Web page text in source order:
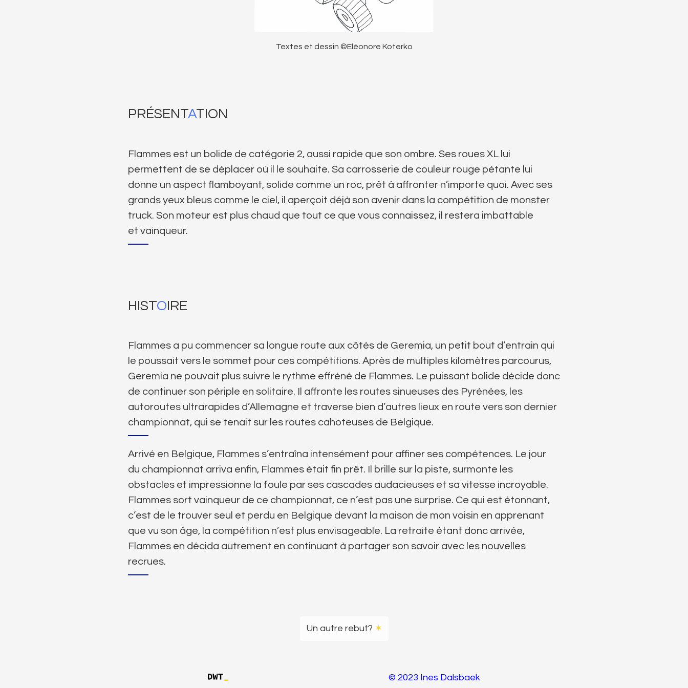
Textes et dessin ©Eléonore Koterko
PRÉSENTATION
Flammes est un bolide de catégorie 2, aussi rapide que son ombre. Ses roues XL lui
permettent de se déplacer où il le souhaite. Sa carrosserie de couleur rouge pétante lui
donne un aspect flamboyant, solide comme un roc, prêt à affronter n’importe quoi. Avec ses
grands yeux bleus comme le ciel, il aperçoit déjà son avenir dans la compétition de monster
truck. Son moteur est plus chaud que tout ce que vous connaissez, il restera imbattable
et vainqueur.
HISTOIRE
Flammes a pu commencer sa longue route aux côtés de Geremia, un petit bout d’entrain qui
le poussait vers le sommet pour ces compétitions. Après de multiples kilomètres parcourus,
Geremia ne pouvait plus suivre le rythme effréné de Flammes. Le puissant bolide décide donc
de continuer son périple en solitaire. Il affronte les routes sinueuses des Pyrénées, les
autoroutes ultrarapides d’Allemagne et traverse bien d’autres lieux en route vers son dernier
championnat, qui se tenait sur les routes cahoteuses de Belgique.
Arrivé en Belgique, Flammes s’entraîna intensément pour affiner ses compétences. Le jour
du championnat arriva enfin, Flammes était fin prêt. Il brille sur la piste, surmonte les
obstacles et impressionne la foule par ses cascades audacieuses et sa vitesse incroyable.
Flammes sort vainqueur de ce championnat, ce n’est pas une surprise. Ce qui est étonnant,
c’est de le trouver seul et perdu en Belgique devant la maison de mon voisin en apprenant
que vu son âge, la compétition n’est plus envisageable. La retraite étant donc arrivée,
Flammes en décida autrement en continuant à partager son savoir avec les nouvelles
recrues.
Un autre rebut? ✶
© 2023 Ines Dalsbaek